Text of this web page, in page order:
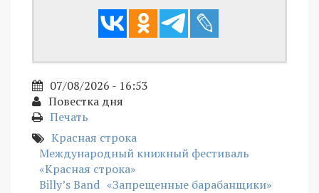
07/08/2026 - 16:53
Повестка дня
Печать
Красная строка
Международный книжный фестиваль
«Красная строка»
Billy’s Band «Запрещенные барабанщики»